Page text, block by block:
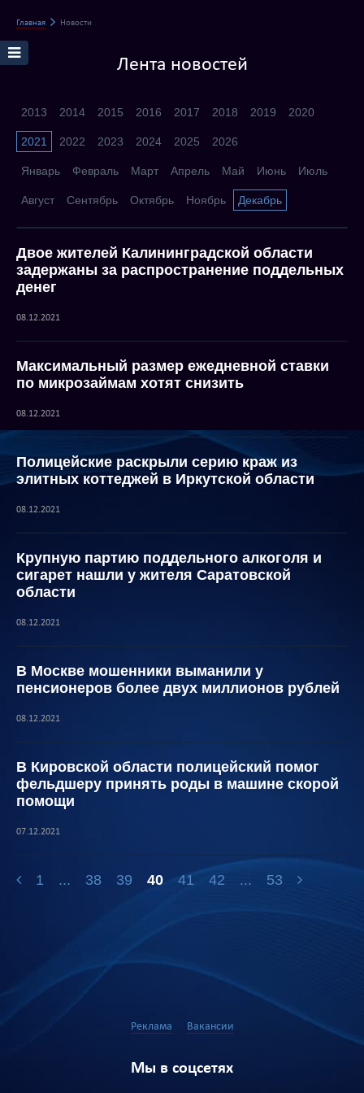
Главная Новости
Лента новостей
2013 2014 2015 2016 2017 2018 2019 2020
2021 2022 2023 2024 2025 2026
Январь Февраль Март Апрель Май Июнь Июль
Август Сентябрь Октябрь Ноябрь Декабрь
Двое жителей Калининградской области
задержаны за распространение поддельных
денег
08.12.2021
Максимальный размер ежедневной ставки
по микрозаймам хотят снизить
08.12.2021
Полицейские раскрыли серию краж из
элитных коттеджей в Иркутской области
08.12.2021
Крупную партию поддельного алкоголя и
сигарет нашли у жителя Саратовской
области
08.12.2021
В Москве мошенники выманили у
пенсионеров более двух миллионов рублей
08.12.2021
В Кировской области полицейский помог
фельдшеру принять роды в машине скорой
помощи
07.12.2021
1 ... 38 39 40 41 42 ... 53
Реклама Вакансии
Мы в соцсетях